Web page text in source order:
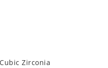
Zirconia